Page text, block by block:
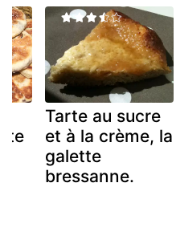
Tarte au sucre
et à la crème, la
galette
bressanne.